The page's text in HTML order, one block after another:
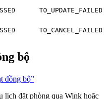
TO_UPDATE_FAILED
TO_CANCEL_FAILED
bộ
đồng bộ”
đặt phòng qua Wink hoặc